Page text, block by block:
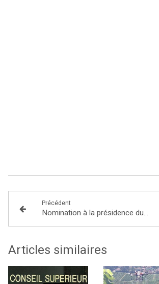
Précédent
Nomination à la présidence du Conseil Supérieur de l'énergie:
Articles similaires